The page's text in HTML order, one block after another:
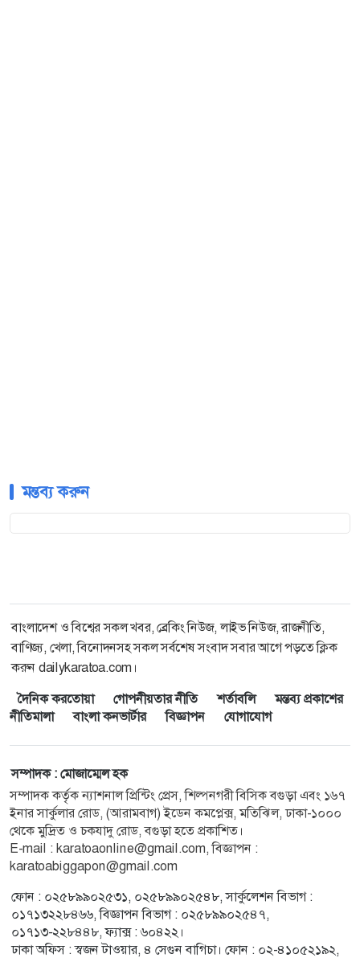
মন্তব্য করুন
বাংলাদেশ ও বিশ্বের সকল খবর, ব্রেকিং নিউজ, লাইভ নিউজ, রাজনীতি,
বাণিজ্য, খেলা, বিনোদনসহ সকল সর্বশেষ সংবাদ সবার আগে পড়তে ক্লিক
করুন dailykaratoa.com।
দৈনিক করতোয়া
গোপনীয়তার নীতি শর্তাবলি
মন্তব্য প্রকাশের
নীতিমালা
বাংলা কনভার্টার বিজ্ঞাপন যোগাযোগ
সম্পাদক : মোজাম্মেল হক
সম্পাদক কর্তৃক ন্যাশনাল প্রিন্টিং প্রেস, শিল্পনগরী বিসিক বগুড়া এবং ১৬৭
ইনার সার্কুলার রোড, (আরামবাগ) ইডেন কমপ্লেক্স, মতিঝিল, ঢাকা-১০০০
থেকে মুদ্রিত ও চকযাদু রোড, বগুড়া হতে প্রকাশিত।
E-mail : karatoaonline@gmail.com, বিজ্ঞাপন :
karatoabiggapon@gmail.com
ফোন : ০২৫৮৯৯০২৫৩১, ০২৫৮৯৯০২৫৪৮, সার্কুলেশন বিভাগ :
০১৭১৩২২৮৪৬৬, বিজ্ঞাপন বিভাগ : ০২৫৮৯৯০২৫৪৭,
০১৭১৩-২২৮৪৪৮, ফ্যাক্স : ৬০৪২২।
ঢাকা অফিস : স্বজন টাওয়ার, ৪ সেগুন বাগিচা। ফোন : ০২-৪১০৫২১৯২,